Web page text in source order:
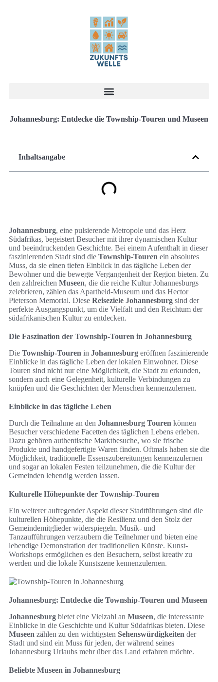
Johannesburg: Entdecke die Township-Touren und Museen
Inhaltsangabe
Johannesburg, eine pulsierende Metropole und das Herz
Südafrikas, begeistert Besucher mit ihrer dynamischen Kultur
und beeindruckenden Geschichte. Bei einem Aufenthalt in dieser
faszinierenden Stadt sind die Township-Touren ein absolutes
Muss, da sie einen tiefen Einblick in das tägliche Leben der
Bewohner und die bewegte Vergangenheit der Region bieten. Zu
den zahlreichen Museen, die die reiche Kultur Johannesburgs
zelebrieren, zählen das Apartheid-Museum und das Hector
Pieterson Memorial. Diese Reiseziele Johannesburg sind der
perfekte Ausgangspunkt, um die Vielfalt und den Reichtum der
südafrikanischen Kultur zu entdecken.
Die Faszination der Township-Touren in Johannesburg
Die Township-Touren in Johannesburg eröffnen faszinierende
Einblicke in das tägliche Leben der lokalen Einwohner. Diese
Touren sind nicht nur eine Möglichkeit, die Stadt zu erkunden,
sondern auch eine Gelegenheit, kulturelle Verbindungen zu
knüpfen und die Geschichten der Menschen kennenzulernen.
Einblicke in das tägliche Leben
Durch die Teilnahme an den Johannesburg Touren können
Besucher verschiedene Facetten des täglichen Lebens erleben.
Dazu gehören authentische Marktbesuche, wo sie frische
Produkte und handgefertigte Waren finden. Oftmals haben sie die
Möglichkeit, traditionelle Essenszubereitungen kennenzulernen
und sogar an lokalen Festen teilzunehmen, die die Kultur der
Gemeinden lebendig werden lassen.
Kulturelle Höhepunkte der Township-Touren
Ein weiterer aufregender Aspekt dieser Stadtführungen sind die
kulturellen Höhepunkte, die die Resilienz und den Stolz der
Gemeindemitglieder widerspiegeln. Musik- und
Tanzaufführungen verzaubern die Teilnehmer und bieten eine
lebendige Demonstration der traditionellen Künste. Kunst-
Workshops ermöglichen es den Besuchern, selbst kreativ zu
werden und die lokale Kunstszene kennenzulernen.
Johannesburg: Entdecke die Township-Touren und Museen
Johannesburg bietet eine Vielzahl an Museen, die interessante
Einblicke in die Geschichte und Kultur Südafrikas bieten. Diese
Museen zählen zu den wichtigsten Sehenswürdigkeiten der
Stadt und sind ein Muss für jeden, der während seines
Johannesburg Urlaubs mehr über das Land erfahren möchte.
Beliebte Museen in Johannesburg